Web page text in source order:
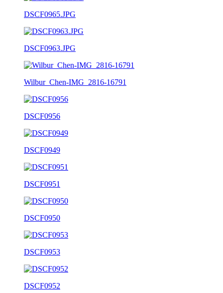
DSCF0965.JPG
DSCF0963.JPG
Wilbur_Chen-IMG_2816-16791
DSCF0956
DSCF0949
DSCF0951
DSCF0950
DSCF0953
DSCF0952